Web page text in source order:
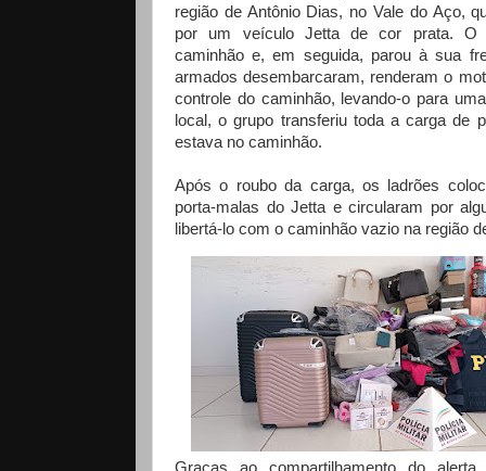
região de Antônio Dias, no Vale do Aço,
por um veículo Jetta de cor prata. O
caminhão e, em seguida, parou à sua
armados desembarcaram, renderam o
controle do caminhão, levando-o para
local, o grupo transferiu toda a carga de
estava no caminhão.
Após o roubo da carga, os ladrões
porta-malas do Jetta e circularam por
libertá-lo com o caminhão vazio na região